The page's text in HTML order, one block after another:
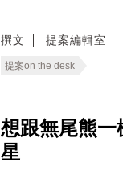
撰文 提案編輯室
提案on the desk
想跟無尾熊
星